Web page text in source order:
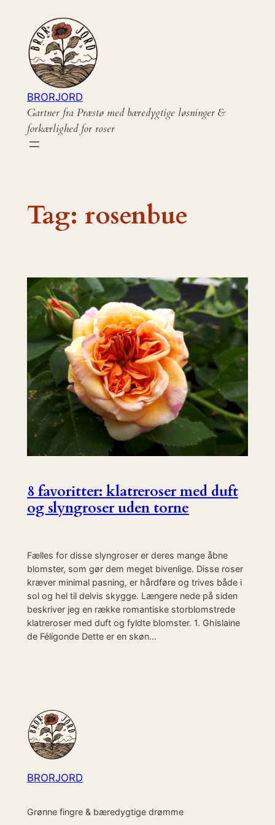
indhold
BRORJORD
Gartner fra Præstø med bæredygtige løsninger &
forkærlighed for roser
Tag: rosenbue
8 favoritter: klatreroser med duft
og slyngroser uden torne
Fælles for disse slyngroser er deres mange åbne
blomster, som gør dem meget bivenlige. Disse roser
kræver minimal pasning, er hårdføre og trives både i
sol og hel til delvis skygge. Længere nede på siden
beskriver jeg en række romantiske storblomstrede
klatreroser med duft og fyldte blomster. 1. Ghislaine
de Féligonde Dette er en skøn…
BRORJORD
Grønne fingre & bæredygtige drømme